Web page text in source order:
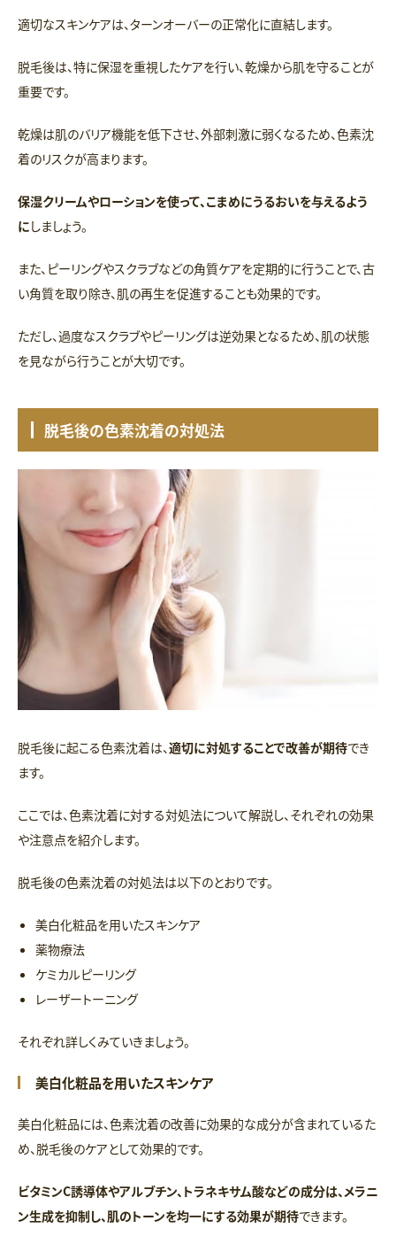
適切なスキンケアは、ターンオーバーの正常化に直結します。
脱毛後は、特に保湿を重視したケアを行い、乾燥から肌を守ることが
重要です。
乾燥は肌のバリア機能を低下させ、外部刺激に弱くなるため、色素沈
着のリスクが高まります。
保湿クリームやローションを使って、こまめにうるおいを与えるよう
にしましょう。
また、ピーリングやスクラブなどの角質ケアを定期的に行うことで、古
い角質を取り除き、肌の再生を促進することも効果的です。
ただし、過度なスクラブやピーリングは逆効果となるため、肌の状態
を見ながら行うことが大切です。
脱毛後の色素沈着の対処法
脱毛後に起こる色素沈着は、適切に対処することで改善が期待でき
ます。
ここでは、色素沈着に対する対処法について解説し、それぞれの効果
や注意点を紹介します。
脱毛後の色素沈着の対処法は以下のとおりです。
美白化粧品を用いたスキンケア
薬物療法
ケミカルピーリング
レーザートーニング
それぞれ詳しくみていきましょう。
美白化粧品を用いたスキンケア
美白化粧品には、色素沈着の改善に効果的な成分が含まれているた
め、脱毛後のケアとして効果的です。
ビタミンC誘導体やアルブチン、トラネキサム酸などの成分は、メラニ
ン生成を抑制し、肌のトーンを均一にする効果が期待できます。